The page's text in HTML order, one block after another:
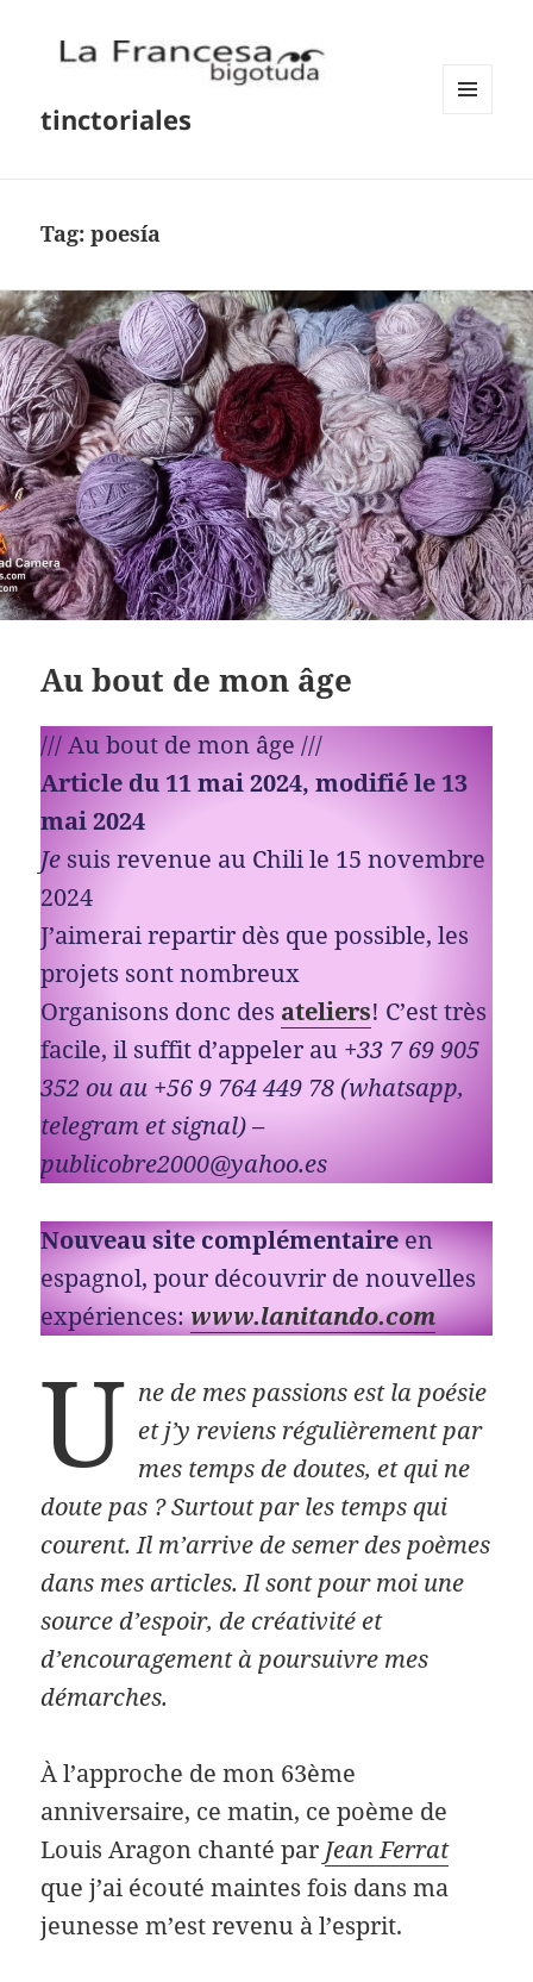
tinctoriales
Tag:poesía
Au bout de mon âge
/// Au bout de mon âge ///
Article du 11 mai 2024, modifi´é le 13
mai 2024
Je suis revenue au Chili le 15 novembre
2024
J’aimerai repartir dès que possible, les
projets sont nombreux
Organisons donc des ateliers! C’est très
facile, il suffit d’appeler au +33 7 69 905
352 ou au +56 9 764 449 78 (whatsapp,
telegram et signal) –
publicobre2000@yahoo.es
Nouveau site complémentaireen
espagnol, pour découvrir de nouvelles
expériences:www.lanitando.com
U ne de mes passions est la poésie
et j’y reviens régulièrement par
mes temps de doutes, et qui ne
doute pas ? Surtout par les temps qui
courent. Il m’arrive de semer des poèmes
dans mes articles. Il sont pour moi une
source d’espoir, de créativité et
d’encouragement à poursuivre mes
démarches.
À l’approche de mon 63ème
anniversaire, ce matin, ce poème de
Louis Aragon chanté par Jean Ferrat
que j’ai écouté maintes fois dans ma
jeunesse m’est revenu à l’esprit.